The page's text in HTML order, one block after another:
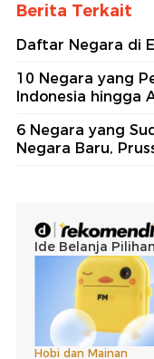
Berita Terkait
Daftar Negara di
10 Negara yang
Indonesia hingga
6 Negara yang
Negara Baru,